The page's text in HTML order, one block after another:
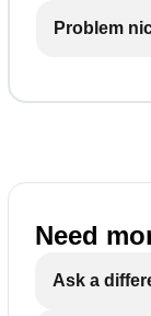
Problem
Need
Ask a